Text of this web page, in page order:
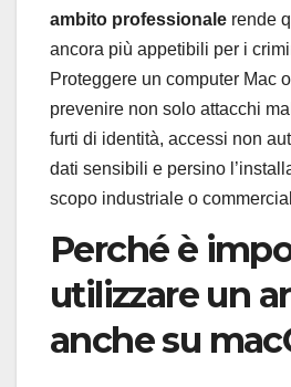
ambito professionale rende
ancora più appetibili per i
Proteggere un computer Mac
prevenire non solo attacchi
furti di identità, accessi non
dati sensibili e persino
scopo industriale o
Perché è
utilizzare un
anche su